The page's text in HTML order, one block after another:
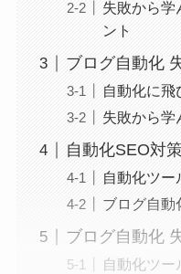
失敗から学
ント
ブログ自動化
自動化に飛
失敗から学
自動化SEO対
自動化ツー
ブログ自動
ブログ自動化
自動化ツー